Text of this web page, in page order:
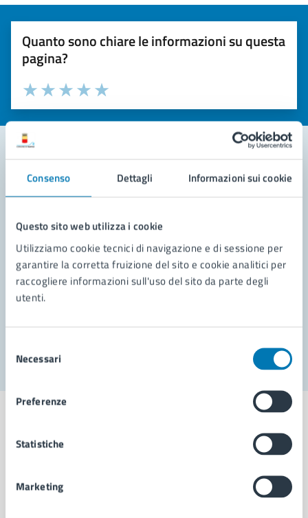
Consenso Dettagli Informazioni sui cookie
Questo sito web utilizza i cookie
Utilizziamo cookie tecnici di navigazione e di sessione per
garantire la corretta fruizione del sito e cookie analitici per
raccogliere informazioni sull'uso del sito da parte degli
utenti.
delNecessari
Preferenze
Statistiche
Marketing
Quanto sono chiare le informazioni su questa
pagina?
Valuta la chiarezza delle informazioni (da 1 a 5 stelle)
Seleziona il numero di stelle per valutare la chiarezza delle
Valuta 5 stelle su 5
Valuta 4 stelle su 5
Valuta 3 stelle su 5
Valuta 2 stelle su 5
Valuta 1 stelle su 5
Contatta il comune
Richiedi assistenza
Prenota appuntamento
Problemi in città